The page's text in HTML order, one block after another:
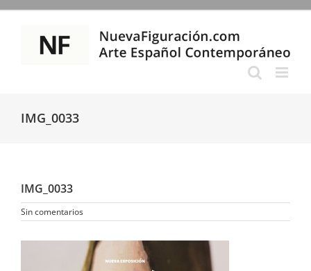
Saltar
contenido
IMG_0033
IMG_0033
Sin comentarios